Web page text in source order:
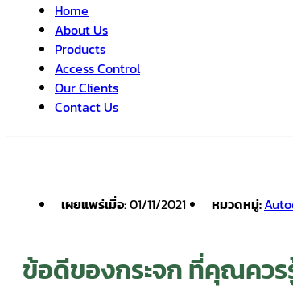
Home
About Us
Products
Access Control
Our Clients
Contact Us
เผยแพร่เมื่อ: 01/11/2021 หมวดหมู่:
ข้อดีของกระจก ที่คุณคว